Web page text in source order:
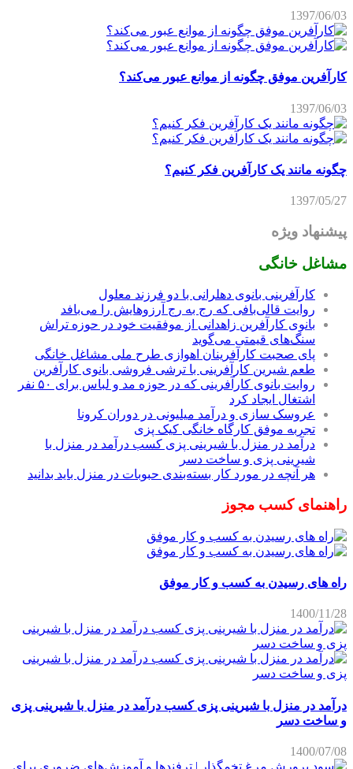
1397/06/03
کارآفرین موفق چگونه از موانع عبور می‌کند؟
1397/06/03
چگونه مانند یک کارآفرین فکر کنیم؟
1397/05/27
پیشنهاد ویژه
مشاغل خانگی
کارآفرینی بانوی دهلرانی با دو فرزند معلول
روایت قالی‌بافی که رج به رج آرزوهایش را می‌بافد
بانوی کارآفرین زاهدانی از موفقیت خود در حوزه تراش
سنگ‌های قیمتی می‌گوید
پای صحبت کارآفرینان اهوازی طرح ملی مشاغل خانگی
طعم شیرین کارآفرینی با ترشی فروشی بانوی کارآفرین
روایت بانوی کارآفرینی که در حوزه مد و لباس برای ۵۰ نفر
اشتغال ایجاد کرد
عروسک سازی و درآمد میلیونی در دوران کرونا
تجربه موفق کارگاه خانگی کیک پزی
درآمد در منزل با شیرینی پزی کسب درآمد در منزل با
شیرینی پزی و ساخت دسر
هر آنچه در مورد کار بسته‌بندی حبوبات در منزل باید بدانید
راهنمای کسب مجوز
راه های رسیدن به کسب و کار موفق
1400/11/28
درآمد در منزل با شیرینی پزی کسب درآمد در منزل با شیرینی پزی
و ساخت دسر
1400/07/08